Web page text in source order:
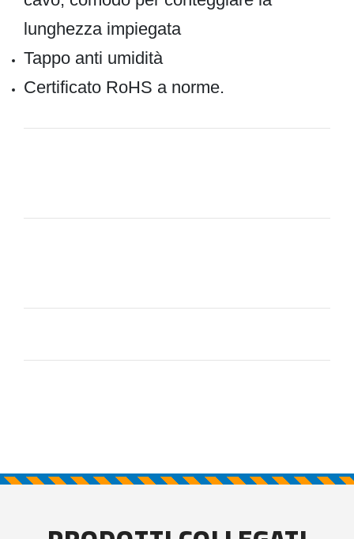
lunghezza impiegata
Tappo anti umidità
Certificato RoHS a norme.